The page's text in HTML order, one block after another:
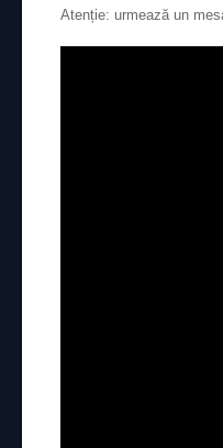
Atenție: urmează un